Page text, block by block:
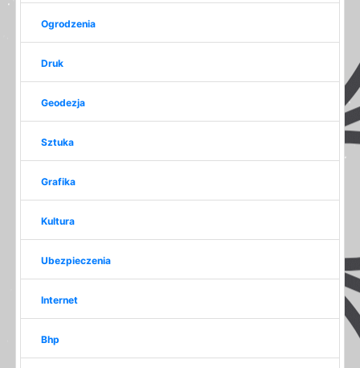
Ogrodzenia
Druk
Geodezja
Sztuka
Grafika
Kultura
Ubezpieczenia
Internet
Bhp